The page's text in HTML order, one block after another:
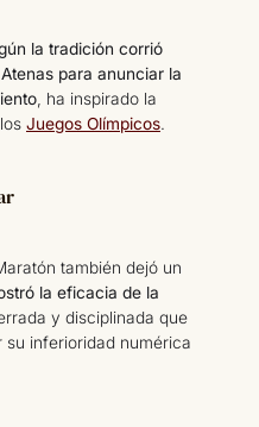
la tradición corrió
para anunciar la
, ha inspirado la
Juegos Olímpicos.
también dejó un
la eficacia de la
y disciplinada que
su inferioridad numérica